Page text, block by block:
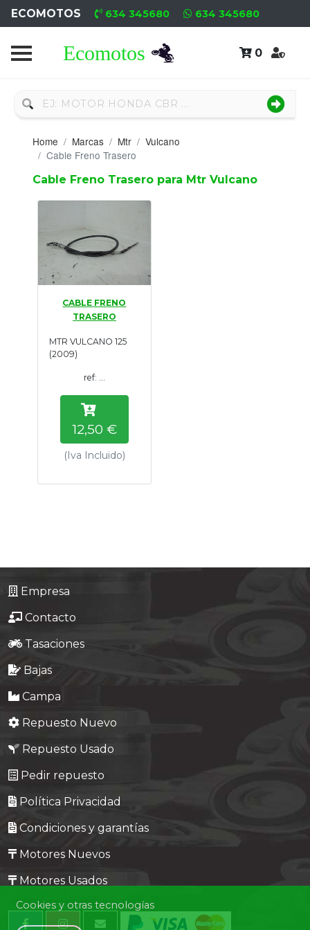
ECOMOTOS 634 345680 634 345680
0
Home
Nuevo
Neumáticos
Campa
Nuevos
Motores
Usados
Formulario
Empresa
Contacto
Home Marcas Mtr
Vulcano
Cable Freno Trasero
Cable Freno Trasero para Mtr Vulcano
CABLE FRENO
TRASERO
MTR VULCANO 125
(2009)
ref: ...
12,50 €
(Iva Incluido)
Empresa
Contacto
Tasaciones
Bajas
Campa
Repuesto Nuevo
Repuesto Usado
Pedir repuesto
Política Privacidad
Condiciones y garantías
Motores Nuevos
Motores Usados
Cookies y otras tecnologías